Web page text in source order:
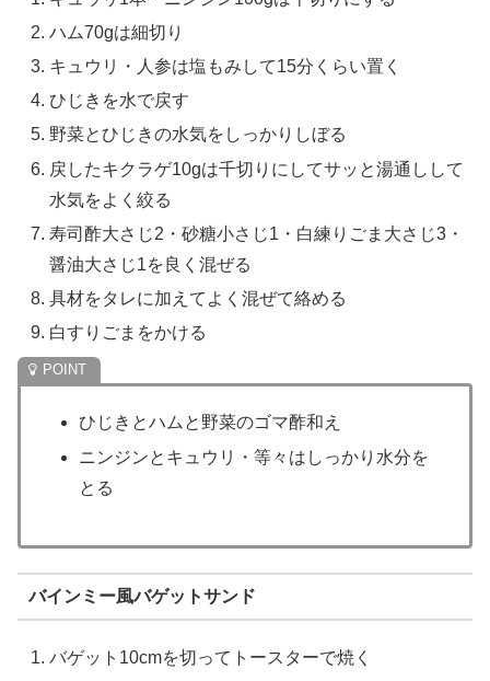
ハム70gは細切り
キュウリ・人参は塩もみして15分くらい置く
ひじきを水で戻す
野菜とひじきの水気をしっかりしぼる
戻したキクラゲ10gは千切りにしてサッと湯通しして
水気をよく絞る
寿司酢大さじ2・砂糖小さじ1・白練りごま大さじ3・
醤油大さじ1を良く混ぜる
具材をタレに加えてよく混ぜて絡める
白すりごまをかける
ひじきとハムと野菜のゴマ酢和え
ニンジンとキュウリ・等々はしっかり水分を
とる
バインミー風バゲットサンド
バゲット10cmを切ってトースターで焼く